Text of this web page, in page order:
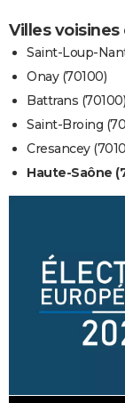
Villes
Saint-Loup-
Onay (70100)
Battrans (70100)
Saint-Broing
Cresancey
Haute-Saône